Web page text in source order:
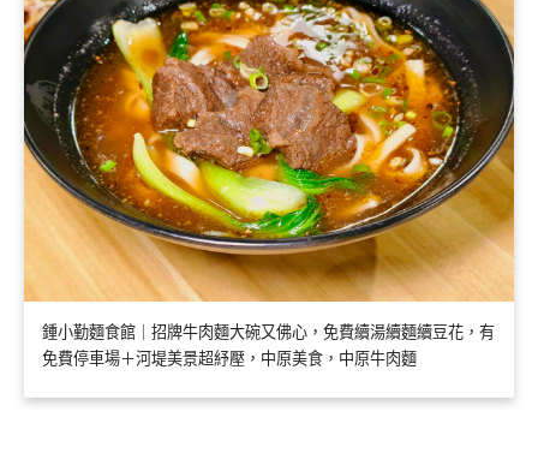
鍾小勤麵食館｜招牌牛肉麵大碗又佛心，免費續湯續麵續豆花，有
免費停車場＋河堤美景超紓壓，中原美食，中原牛肉麵